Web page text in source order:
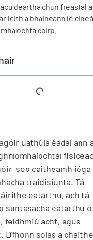
deartha chun freastal
leith a bhaineann le
coirp.
uathúla éadaí ann a
seo caitheamh ióga
traidisiúnta. Tá
eatarthu, ach tá
suntasacha eatarthu
feidhmiúlacht, agus
D'fhonn solas a